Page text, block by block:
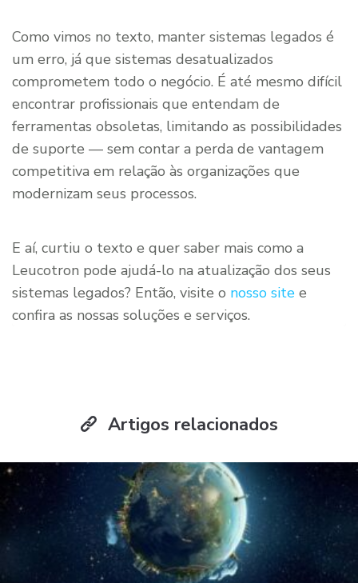
Como vimos no texto, manter sistemas legados é
um erro, já que sistemas desatualizados
comprometem todo o negócio. É até mesmo difícil
encontrar profissionais que entendam de
ferramentas obsoletas, limitando as possibilidades
de suporte — sem contar a perda de vantagem
competitiva em relação às organizações que
modernizam seus processos.
E aí, curtiu o texto e quer saber mais como a
Leucotron pode ajudá-lo na atualização dos seus
sistemas legados? Então, visite o nosso site e
confira as nossas soluções e serviços.
Artigos relacionados